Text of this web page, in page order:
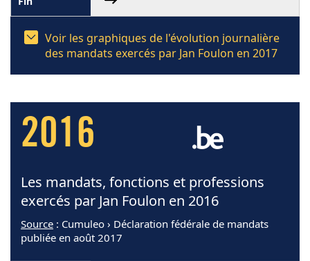
Voir les graphiques de l'évolution journalière
des mandats exercés par Jan Foulon en 2017
2016
Les mandats, fonctions et professions
exercés par Jan Foulon en 2016
Source : Cumuleo › Déclaration fédérale de mandats
publiée en août 2017